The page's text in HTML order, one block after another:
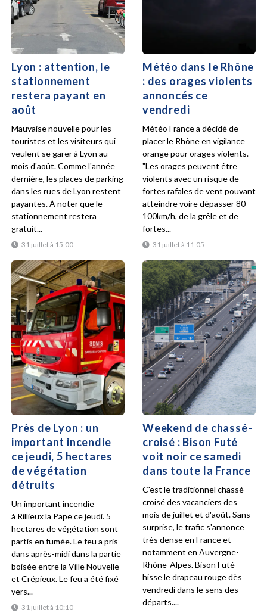
Lyon : attention, le
stationnement
restera payant en
août
31 juillet à 15:00
Mauvaise nouvelle pour les
touristes et les visiteurs qui
veulent se garer à Lyon au
mois d'août. Comme l'année
dernière, les places de parking
dans les rues de Lyon restent
payantes. À noter que le
stationnement restera
gratuit...
Météo dans le Rhône
: des orages violents
annoncés ce
vendredi
31 juillet à 11:05
Météo France a décidé de
placer le Rhône en vigilance
orange pour orages violents.
"Les orages peuvent être
violents avec un risque de
fortes rafales de vent pouvant
atteindre voire dépasser 80-
100km/h, de la grêle et de
fortes...
Près de Lyon : un
important incendie
ce jeudi, 5 hectares
de végétation
détruits
31 juillet à 10:10
Un important incendie
à Rillieux la Pape ce jeudi. 5
hectares de végétation sont
partis en fumée. Le feu a pris
dans après-midi dans la partie
boisée entre la Ville Nouvelle
et Crépieux. Le feu a été fixé
vers...
Weekend de chassé-
croisé : Bison Futé
voit noir ce samedi
dans toute la France
C'est le traditionnel chassé-
croisé des vacanciers des
mois de juillet et d'août. Sans
surprise, le trafic s'annonce
très dense en France et
notamment en Auvergne-
Rhône-Alpes. Bison Futé
hisse le drapeau rouge dès
vendredi dans le sens des
départs....